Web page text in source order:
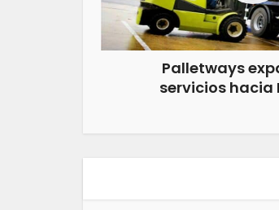
Palletways
servicios hacia